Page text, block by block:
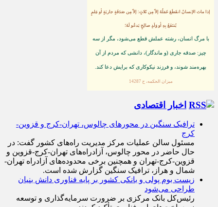
إذا ماتَ الإنسانُ انقَطَعَ عَمَلُهُ إلاّ مِن ثَلاثٍ: إلاّ مِن صَدَقَةٍ جاريَةٍ أو عِلمٍ
يُنتَفَعُ بِهِ أو وَلَدٍ صالِحٍ يَدعُو لَهُ؛
با مرگ انسان، رشته عملش قطع مى‌شود، مگر از سه
چيز: صدقه جارى (و ماندگار)، دانشى كه مردم از آن
بهره‏‌مند شوند، و فرزند نيكوكارى كه برايش دعا كند.
ميزان الحكمه، ح 14287
اخبار اقتصادی
ترافیک سنگین در محورهای چالوس، تهران-کرج و قزوین-
کرج
مسئول سالن عملیات مرکز مدیریت راه‌های کشور گفت: در
حال حاضر در محور چالوس، آزادراه‌های تهران-کرج-قزوین و
قزوین-کرج-تهران و همچنین برخی محدوده‌های آزادراه تهران-
شمال و هراز، ترافیک سنگین گزارش شده است.
زیست بوم پولی و بانکی کشور بر پایه فناوری دانش بنیان
طراحی می‌شود
رئیس‌کل بانک مرکزی بر ضرورت سرمایه‌گذاری و توسعه